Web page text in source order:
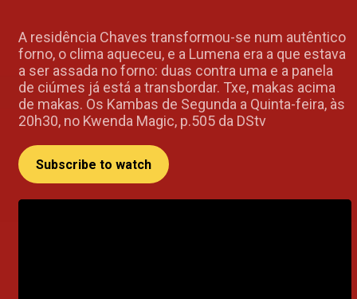
A residência Chaves transformou-se num autêntico
forno, o clima aqueceu, e a Lumena era a que estava
a ser assada no forno: duas contra uma e a panela
de ciúmes já está a transbordar. Txe, makas acima
de makas. Os Kambas de Segunda a Quinta-feira, às
20h30, no Kwenda Magic, p.505 da DStv
Subscribe to watch